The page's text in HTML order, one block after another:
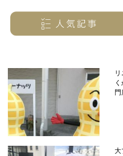
門
大